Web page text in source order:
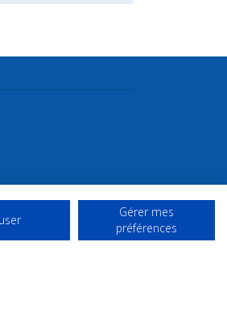
Gérer mes
préférences